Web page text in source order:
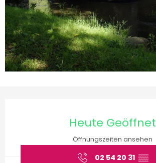
Heute Geöffnet
Öffnungszeiten ansehen
02 54 20 31 ▒▒